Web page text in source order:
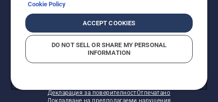
© Husqvarna AB (публ). Всички права запазени.
Декларация за поверителностОтпечатано
Докладване на предполагаеми нарушения
Cookie Policy
ACCEPT COOKIES
DO NOT SELL OR SHARE MY PERSONAL
INFORMATION